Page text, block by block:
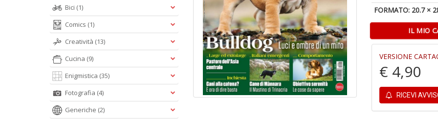
FORMATO: 20.7 ×
IL MIO
VERSIONE
€ 4,90
RICEVI
Bici (1)
Comics (1)
Creatività (13)
Cucina (9)
Enigmistica (35)
Fotografia (4)
Generiche (2)